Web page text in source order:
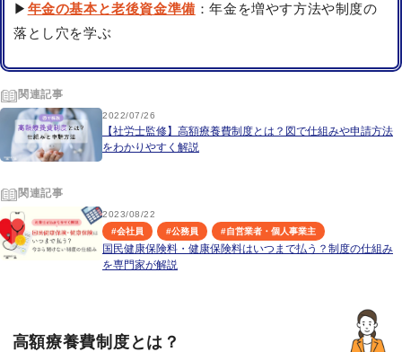
▶ 年金の基本と老後資金準備 ：年金を増やす方法や制度の
落とし穴を学ぶ
関連記事
2022/07/26
【社労士監修】高額療養費制度とは？図で仕組みや申請方法
をわかりやすく解説
関連記事
2023/08/22
#会社員 #公務員 #自営業者・個人事業主
国民健康保険料・健康保険料はいつまで払う？制度の仕組み
を専門家が解説
高額療養費制度とは？